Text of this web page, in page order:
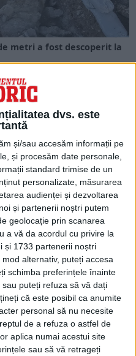
dvs. este
și/sau accesăm informații pe
și procesăm date personale,
standard trimise de un
personalizate, măsurarea
audienței și dezvoltarea
și partenerii noștri putem
geolocație prin scanarea
a vă da acordul cu privire la
și 1733 partenerii noștri
alternativ, puteți accesa
schimba preferințele înainte
puteți refuza să vă dați
că este posibil ca anumite
personal să nu necesite
de a refuza o astfel de
aplica numai acestui site
sau să vă retrageți
metri a fost descoperit la
apeductul superior care...
israelieni cu privire la
din Cetatea lui David
la distrugerea celui de-al
la incendierea...